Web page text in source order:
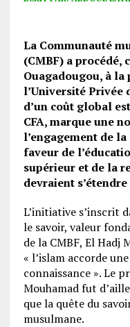
La Communauté
(CMBF) a procédé,
Ouagadougou, à
l’Université Privée
d’un coût global
CFA, marque une
l’engagement de
faveur de
supérieur et de la
devraient
L’initiative s’inscrit
le savoir, valeur
de la CMBF, El Hadj
« l’islam accorde
connaissance ». Le
Mouhamad fut
que la quête du
musulmane.